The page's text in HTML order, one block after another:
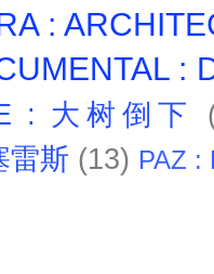
:
:
: 大树倒下
雷斯 (13) PAZ :